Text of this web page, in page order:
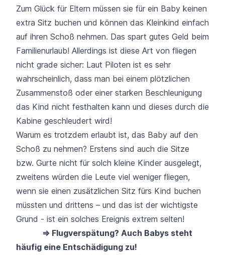
Zum Glück für Eltern müssen sie für ein Baby keinen
extra Sitz buchen und können das Kleinkind einfach
auf ihren Schoß nehmen. Das spart gutes Geld beim
Familienurlaub! Allerdings ist diese Art von fliegen
nicht grade sicher: Laut Piloten ist es sehr
wahrscheinlich, dass man bei einem plötzlichen
Zusammenstoß oder einer starken Beschleunigung
das Kind nicht festhalten kann und dieses durch die
Kabine geschleudert wird!
Warum es trotzdem erlaubt ist, das Baby auf den
Schoß zu nehmen? Erstens sind auch die Sitze
bzw. Gurte nicht für solch kleine Kinder ausgelegt,
zweitens würden die Leute viel weniger fliegen,
wenn sie einen zusätzlichen Sitz fürs Kind buchen
müssten und drittens – und das ist der wichtigste
Grund - ist ein solches Ereignis extrem selten!
⇒ Flugverspätung? Auch Babys steht
häufig eine Entschädigung zu!